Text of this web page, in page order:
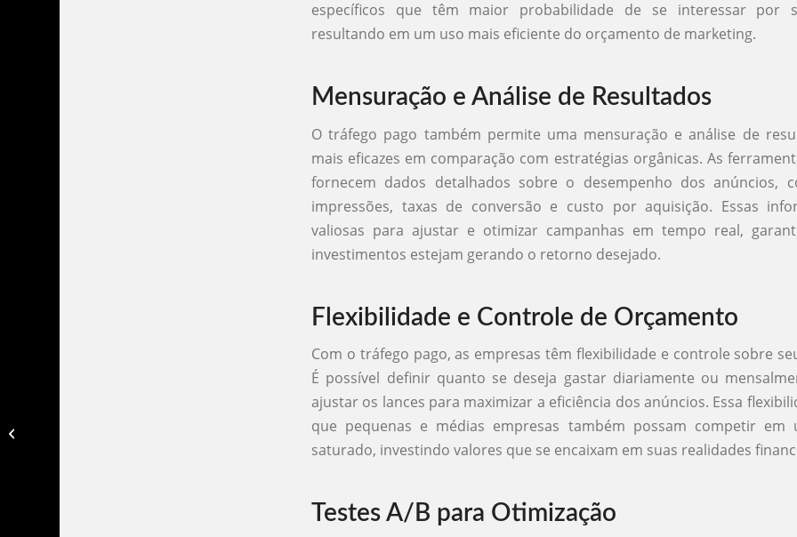
específicos que têm maior probabilidade de se interessar por
resultando em um uso mais eficiente do orçamento de marketing.
Mensuração e Análise de Resultados
O tráfego pago também permite uma mensuração e análise de
mais eficazes em comparação com estratégias orgânicas. As
fornecem dados detalhados sobre o desempenho dos anúncios,
impressões, taxas de conversão e custo por aquisição. Essas
valiosas para ajustar e otimizar campanhas em tempo real,
investimentos estejam gerando o retorno desejado.
Flexibilidade e Controle de Orçamento
Com o tráfego pago, as empresas têm flexibilidade e controle sobre
É possível definir quanto se deseja gastar diariamente ou
ajustar os lances para maximizar a eficiência dos anúncios. Essa
que pequenas e médias empresas também possam competir em
saturado, investindo valores que se encaixam em suas realidades
Testes A/B para Otimização